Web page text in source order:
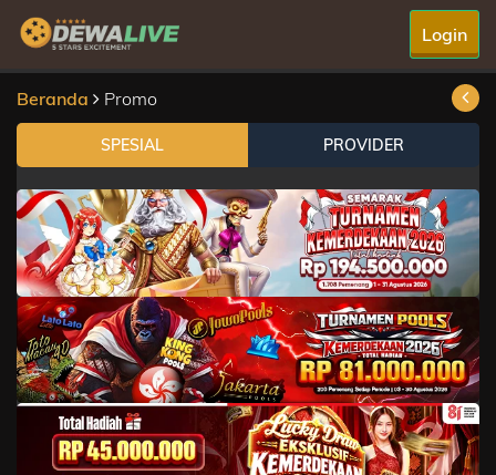
Login
Beranda Promo
SPESIAL PROVIDER